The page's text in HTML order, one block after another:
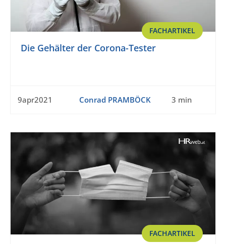
FACHARTIKEL
Die Gehälter der Corona-Tester
9apr2021 Conrad PRAMBÖCK 3 min
FACHARTIKEL